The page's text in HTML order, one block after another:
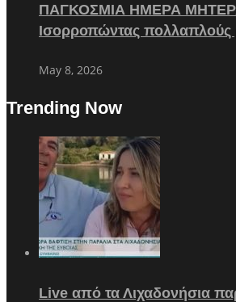
ΠΑΓΚΟΣΜΙΑ ΗΜΕΡΑ
Ισορροπώντας
May 8, 2026
Trending Now
Live από τα Λιχαδονήσια